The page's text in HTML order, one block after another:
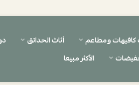
كافيهات ومطاعم أثاث الحدائق
الأكثر مبيعا